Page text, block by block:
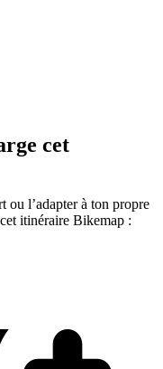
cet
l’adapter à ton propre
itinéraire Bikemap :